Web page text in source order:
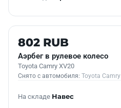
Б/У В НАЛИЧИИ
802 RUB
Аэрбег в рулевое колесо
Toyota Camry XV20
Снято с автомобиля: Toyota Camry
На складе Навес